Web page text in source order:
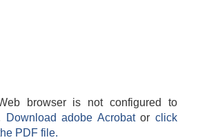
browser is not configured to
Download adobe Acrobatorclick
PDF file.